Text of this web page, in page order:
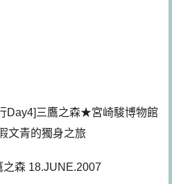
Day4]三鷹之森★宮崎駿博物館
文青的獨身之旅
森 18.JUNE.2007